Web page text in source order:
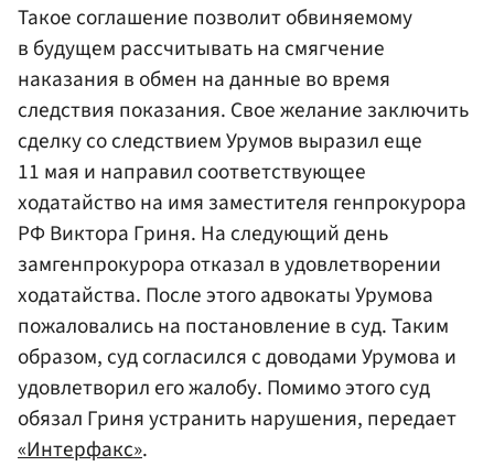
Такое соглашение позволит обвиняемому
в будущем рассчитывать на смягчение
наказания в обмен на данные во время
следствия показания. Свое желание заключить
сделку со следствием Урумов выразил еще
11 мая и направил соответствующее
ходатайство на имя заместителя генпрокурора
РФ Виктора Гриня. На следующий день
замгенпрокурора отказал в удовлетворении
ходатайства. После этого адвокаты Урумова
пожаловались на постановление в суд. Таким
образом, суд согласился с доводами Урумова и
удовлетворил его жалобу. Помимо этого суд
обязал Гриня устранить нарушения, передает
«Интерфакс».